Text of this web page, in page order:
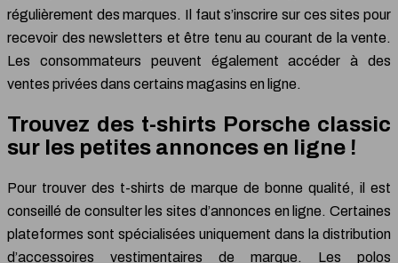
régulièrement des marques. Il faut s’inscrire sur ces sites pour
recevoir des newsletters et être tenu au courant de la vente.
Les consommateurs peuvent également accéder à des
ventes privées dans certains magasins en ligne.
Trouvez des t-shirts Porsche classic
sur les petites annonces en ligne !
Pour trouver des t-shirts de marque de bonne qualité, il est
conseillé de consulter les sites d’annonces en ligne. Certaines
plateformes sont spécialisées uniquement dans la distribution
d’accessoires vestimentaires de marque. Les polos